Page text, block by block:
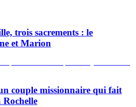
trois sacrements : le
et Marion
couple missionnaire qui fait